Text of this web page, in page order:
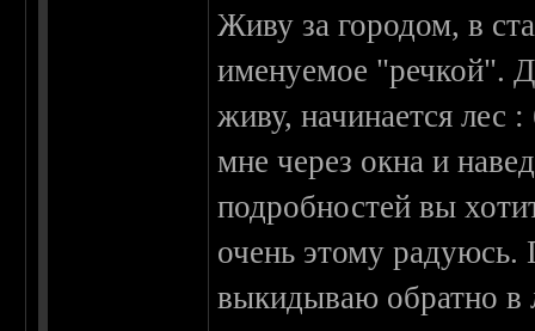
Живу за городом, в
именуемое "речкой".
живу, начинается лес
мне через окна и
подробностей вы
очень этому
выкидываю обратно в